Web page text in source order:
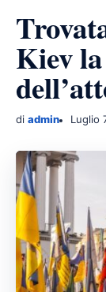
Kiev
di admin Luglio